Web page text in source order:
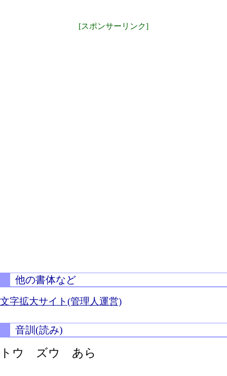
[スポンサーリンク]
他の書体など
文字拡大サイト(管理人運営)
音訓(読み)
トウ ズウ あら